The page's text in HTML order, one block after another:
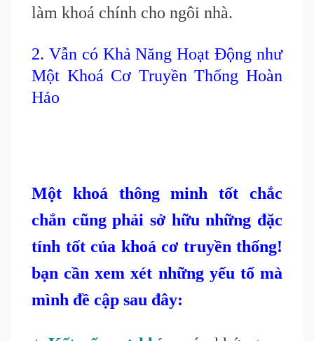
làm khoá chính cho ngôi nhà.
2. Vẫn có Khả Năng Hoạt Động như
Một Khoá Cơ Truyền Thống Hoàn
Hảo
Một khoá thông minh tốt chắc
chắn cũng phải sở hữu những đặc
tính tốt của khoá cơ truyền thống!
bạn cần xem xét những yếu tố mà
mình đề cập sau đây: